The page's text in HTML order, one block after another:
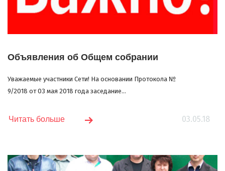
Объявления об Общем собрании
Уважаемые участники Сети! На основании Протокола №
9/2018 от 03 мая 2018 года заседание...
03.05.18
Читать больше